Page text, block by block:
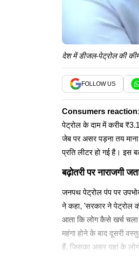
देश में डीजल-पेट्रोल की
FOLLOW US
Consumers reaction:
पेट्रोल के दाम में करीब
जेब पर असर पड़ना तय
प्रति लीटर हो गई है। इस
बढ़ोतरी पर नाराजगी
जनपथ पेट्रोल पंप पर
ने कहा, 'सरकार ने पेट्रोल
आता कि लोग कैसे खर्च चला
महंगा होने के बाद दूसरी
हैं, जिसका असर यहां के